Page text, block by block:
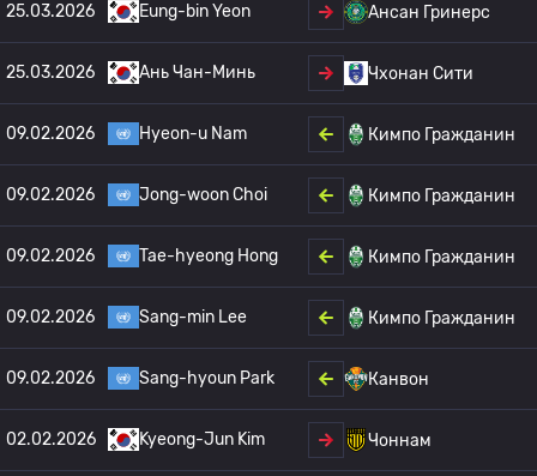
25.03.2026 Eung-bin Yeon Ансан Гринерс
25.03.2026 Ань Чан-Минь Чхонан Сити
09.02.2026 Hyeon-u Nam Кимпо Гражданин
09.02.2026 Jong-woon Choi Кимпо Гражданин
09.02.2026 Tae-hyeong Hong Кимпо Гражданин
09.02.2026 Sang-min Lee Кимпо Гражданин
09.02.2026 Sang-hyoun Park Канвон
02.02.2026 Kyeong-Jun Kim Чоннам